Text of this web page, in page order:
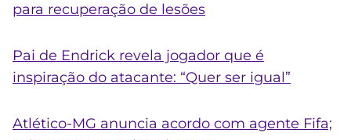
para recuperação de lesões
Pai de Endrick revela jogador que é
inspiração do atacante: “Quer ser igual”
Atlético-MG anuncia acordo com agente Fifa;